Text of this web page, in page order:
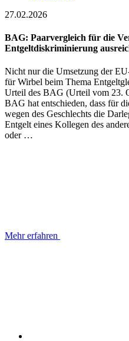
27.02.2026
BAG: Paarvergleich für die
Entgeltdiskriminierung
Nicht nur die Umsetzung der
für Wirbel beim Thema
Urteil des BAG (Urteil vom 23.
BAG hat entschieden, dass für
wegen des Geschlechts die
Entgelt eines Kollegen des
oder …
Mehr erfahren